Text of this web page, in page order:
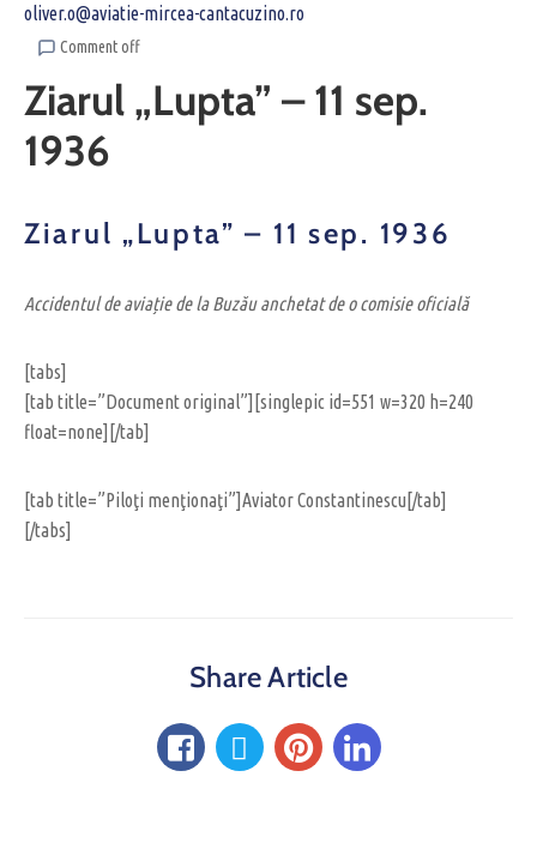
oliver.o@aviatie-mircea-cantacuzino.ro
Comment off
Ziarul „Lupta” – 11 sep.
1936
Ziarul „Lupta” – 11 sep. 1936
Accidentul de aviație de la Buzău anchetat de o comisie oficială
[tabs]
[tab title=”Document original”][singlepic id=551 w=320 h=240
float=none][/tab]
[tab title=”Piloţi menţionaţi”]Aviator Constantinescu[/tab]
[/tabs]
Share Article